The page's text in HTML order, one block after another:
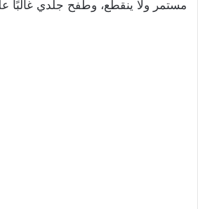
مستمر ولا ينقطع، وطفح جلدي غالبًا